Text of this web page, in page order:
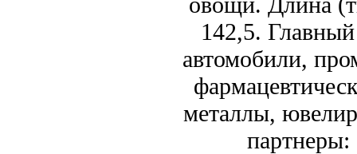
142,5.
автомобили,
металлы,